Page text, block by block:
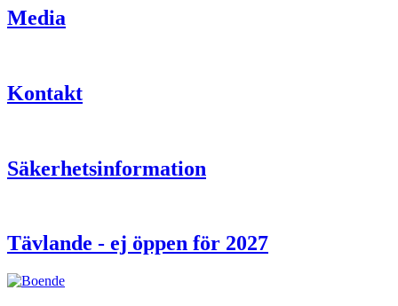
Media
Kontakt
Säkerhetsinformation
Tävlande - ej öppen för 2027